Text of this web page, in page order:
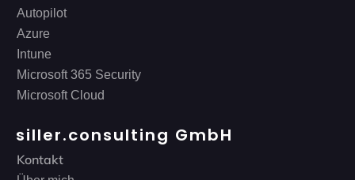
Autopilot
Azure
Intune
Microsoft 365 Security
Microsoft Cloud
siller.consulting GmbH
Kontakt